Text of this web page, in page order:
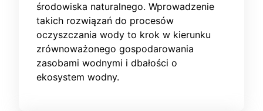
środowiska naturalnego. Wprowadzenie
takich rozwiązań do procesów
oczyszczania wody to krok w kierunku
zrównoważonego gospodarowania
zasobami wodnymi i dbałości o
ekosystem wodny.